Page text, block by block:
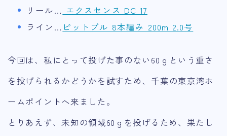
リール… エクスセンス DC 17
ライン… ピットブル 8本編み 200m 2.0号
今回は、私にとって投げた事のない60ｇという重さ
を投げられるかどうかを試すため、千葉の東京湾ホ
ームポイントへ来ました。
とりあえず、未知の領域60ｇを投げるため、果たし